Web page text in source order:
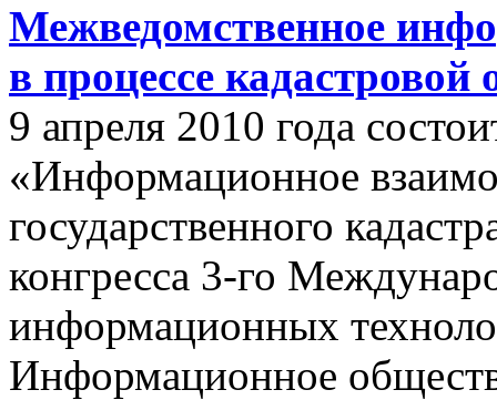
Межведомственное
в процессе
9 апреля 2010 года
«Информационное
государственного
конгресса 3-го
информационных
Информационное